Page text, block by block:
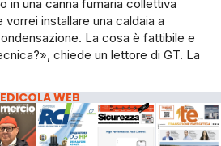
in una canna fumaria collettiva
installare una caldaia a
La cosa è fattibile e
chiede un lettore di GT. La
EDICOLA WEB